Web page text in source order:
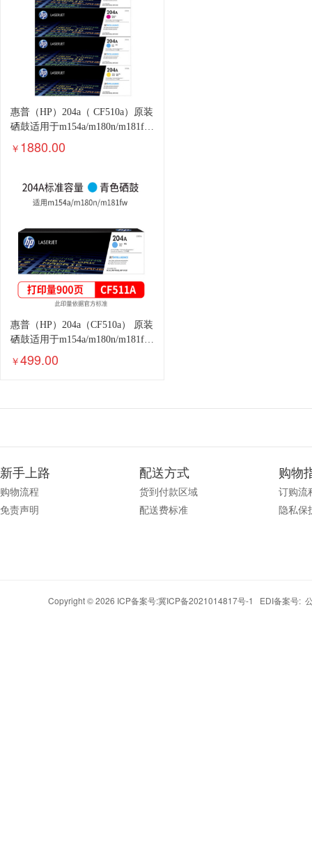
惠普（HP）204a（ CF510a）原装
硒鼓适用于m154a/m180n/m181fw
cf510A四色一套
￥ 1880.00
惠普（HP）204a（CF510a） 原装
硒鼓适用于m154a/m180n/m181fw
cf511A青色（约900页）
￥499.00
新手上路
购物流程
免责声明
配送方式
货到付款区域
配送费标准
购物
订购流
隐私保
Copyright © 2026 ICP备案号:冀ICP备2021014817号-1 EDI备案号: